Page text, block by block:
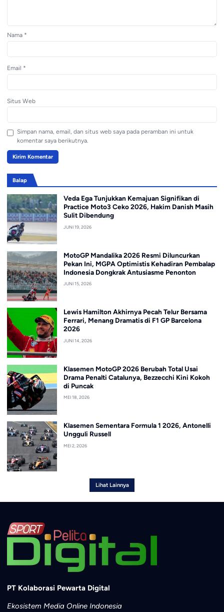
Nama *
Email *
Situs Web
Simpan nama, email, dan situs web saya pada peramban ini untuk
komentar saya berikutnya.
Balap
Veda Ega Tunjukkan Kemajuan Signifikan di
Practice Moto3 Ceko 2026, Hakim Danish Masih
Sulit Dibendung
JUNI 19, 2026
MotoGP Mandalika 2026 Resmi Diluncurkan
Pekan Ini, MGPA Optimistis Kehadiran Pembalap
Indonesia Dongkrak Antusiasme Penonton
JUNI 15, 2026
Lewis Hamilton Akhirnya Pecah Telur Bersama
Ferrari, Menang Dramatis di F1 GP Barcelona
2026
JUNI 14, 2026
Klasemen MotoGP 2026 Berubah Total Usai
Drama Penalti Catalunya, Bezzecchi Kini Kokoh
di Puncak
MEI 18, 2026
Klasemen Sementara Formula 1 2026, Antonelli
Ungguli Russell
MEI 2, 2026
Lihat Lainnya
PT Kolaborasi Pewarta Digital
Ekosistem Media Online Indonesia